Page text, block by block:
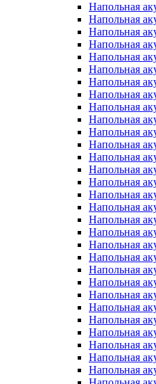
Напольная
Напольная
Напольная
Напольная
Напольная
Напольная
Напольная
Напольная
Напольная
Напольная
Напольная
Напольная
Напольная
Напольная
Напольная
Напольная
Напольная
Напольная
Напольная
Напольная
Напольная
Напольная
Напольная
Напольная
Напольная
Напольная
Напольная
Напольная
Напольная
Напольная